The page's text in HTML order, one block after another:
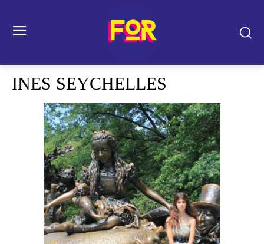
INES SEYCHELLES